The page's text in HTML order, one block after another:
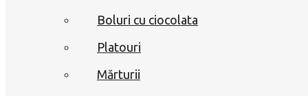
Boluri cu ciocolata
Platouri
Mărturii